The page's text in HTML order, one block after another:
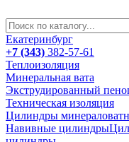
Екатеринбург
+7 (343) 382-57-61
Теплоизоляция
Минеральная вата
Экструдированный
Техническая изоляция
Цилиндры
Навивные цилиндры